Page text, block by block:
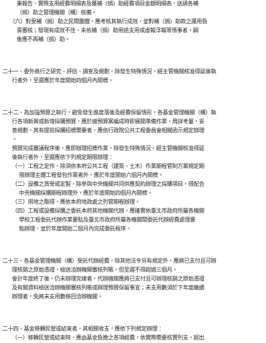
            果報告、實際支用經費明細表及獲補（捐）助經費項目金額明細表，送請各補
            （捐）助之管理機關（構）核備。
      （六）對受補（捐）助之民間團體，應考核其執行成效，並對補（捐）助款之運用負
            責審核；發現有成效不佳、未依補（捐）助用途支用或虛報浮報等情事者，嗣
二十一、委外進行之研究、評估、調查及規劃，除發生特殊情況，經主管機關核准得延後執
二十二、為加強預算之執行，避免發生進度落後及經費保留情形，各基金管理機關（構）執
        行各項新興或新增採購預算，應於總預算案編成時即展開準備作業，周詳考量，妥
        善規劃，其有提前採購招標需要者，應依行政院公共工程委員會相關函示規定辦理
        。
        預算完成審議程序後，應即辦理招標作業，除發生特殊情況，經主管機關核准得延
        後執行者外，至遲應依下列規定期限辦理：
        （一）工程之定作，除須依本府公共工程（建築、土木）作業期程管制方案規定期
              限辦理主體工程發包作業者外，應於年度開始六個月內開標。
        （二）設備之買受或定製，除參與中央機關共同供應契約辦理之採購項目，得配合
              中央機關採購期程辦理外，應於年度開始四個月內開標。
        （三）用地之取得，應依本府地政處之列管期程辦理。
        （四）工程或設備採購之委託本府其他機關代辦，應確實依臺北市政府所屬各機關
              學校工程委託代辦作業要點及臺北市政府所屬各機關間委託代辦經費處理要
二十三、各基金管理機關（構）受託代辦經費，除其他法令另有規定外，應將已支付且可辦
        理核銷之原始憑證，檢送洽辦機關審核列帳，但至遲不得超過三個月。
        會計年度終了後，仍未辦理完竣者，代辦機關應將已支付且可辦理核銷之原始憑證
        及有關資料檢送洽辦機關審核列帳或辦理預算保留事宜；未支用數須於下年度繼續
二十四、基金移轉民營或結束者，其相關收支，應依下列規定辦理：
        （一）移轉民營或結束時，應由基金負擔之各項經費，依實際需要核實列支，超出